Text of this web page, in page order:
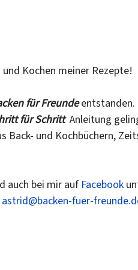
Kochen meiner Rezepte!
für Freundeentstanden.
für Schritt Anleitung
Back- und Kochbüchern,
auch bei mir auf Facebook
astrid@backen-fuer-